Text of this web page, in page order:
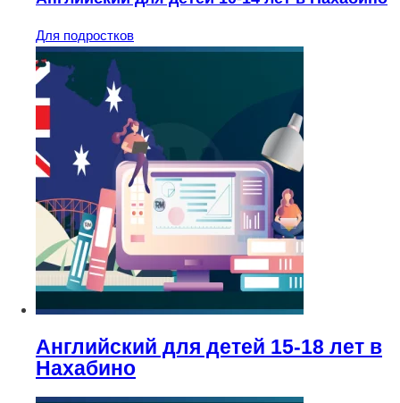
Для подростков
Английский для детей 15-18 лет в
Нахабино